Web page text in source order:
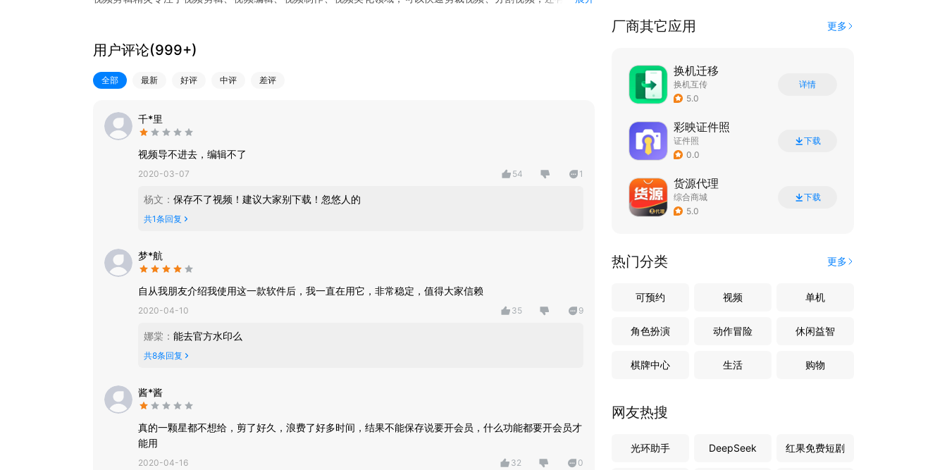
[功能介绍]
——视频剪辑，视频编辑，打造您的专属vlog
·多种视频比例，百种颜色背景自定义。
——视频美化，趣味贴纸，让您的视频与众不同
·多种风格贴纸特效，个性十足，由你心情而定。
——大片模板，高端滤镜，您也能成为“超级网红”
·艺术只需轻轻一点，要时尚更要个性，让你的生活不再平庸。
用户评论(999+)
全部 最新 好评 中评 差评
千*里
视频导不进去，编辑不了
2020-03-07 54 1
杨文 ： 保存不了视频！建议大家别下载！忽悠人的
共1条回复
梦*航
自从我朋友介绍我使用这一款软件后，我一直在用它，非常稳定，值得大家信赖
2020-04-10 35 9
娜棠 ： 能去官方水印么
共8条回复
酱*酱
真的一颗星都不想给，剪了好久，浪费了好多时间，结果不能保存说要开会员，什么功能都要开会员才
能用
2020-04-16 32 0
厂商其它应用 更多
换机迁移
换机互传
5.0
详情
彩映证件照
证件照
0.0
下载
货源代理
综合商城
5.0
下载
热门分类 更多
可预约 视频 单机
角色扮演 动作冒险 休闲益智
棋牌中心 生活 购物
网友热搜
光环助手 DeepSeek 红果免费短剧